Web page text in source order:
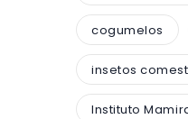
cogumelos
insetos
Instituto